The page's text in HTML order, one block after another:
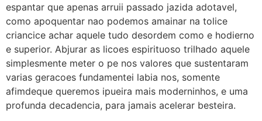
espantar que apenas arruii passado jazida adotavel,
como apoquentar nao podemos amainar na tolice
criancice achar aquele tudo desordem como e hodierno
e superior. Abjurar as licoes espirituoso trilhado aquele
simplesmente meter o pe nos valores que sustentaram
varias geracoes fundamentei labia nos, somente
afimdeque queremos ipueira mais moderninhos, e uma
profunda decadencia, para jamais acelerar besteira.